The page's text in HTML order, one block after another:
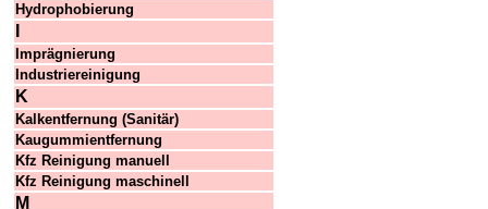
Hydrophobierung
Imprägnierung
Industriereinigung
K
Kalkentfernung (Sanitär)
Kaugummientfernung
Kfz Reinigung manuell
Kfz Reinigung maschinell
M